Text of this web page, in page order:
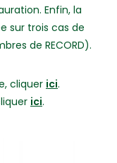
Enfin, la
sur trois cas de
de RECORD).
cliquer ici.
ici.